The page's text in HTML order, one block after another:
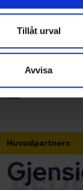
som vi
deras
Tillåt urval
Avvisa
Huvudpartners